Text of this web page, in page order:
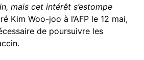
mais cet intérêt s’estompe
Kim Woo-joo à l’AFP le 12 mai,
de poursuivre les